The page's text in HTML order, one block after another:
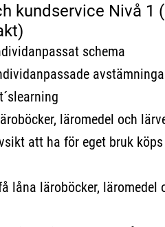
kundservice Nivå 1
schema
avstämningar
läromedel och
att ha för eget bruk
låna läroböcker, läromedel